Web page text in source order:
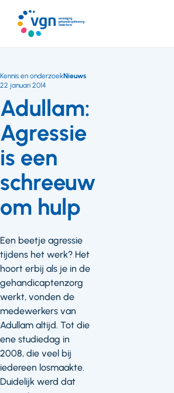
naar
hoofdinhoud
Adullam:
Agressie
is een
schreeuw
om hulp
Kennis en onderzoekNieuws
22 januari 2014
Een beetje agressie
tijdens het werk? Het
hoort erbij als je in de
gehandicaptenzorg
werkt, vonden de
medewerkers van
Adullam altijd. Tot die
ene studiedag in
2008, die veel bij
iedereen losmaakte.
Duidelijk werd dat